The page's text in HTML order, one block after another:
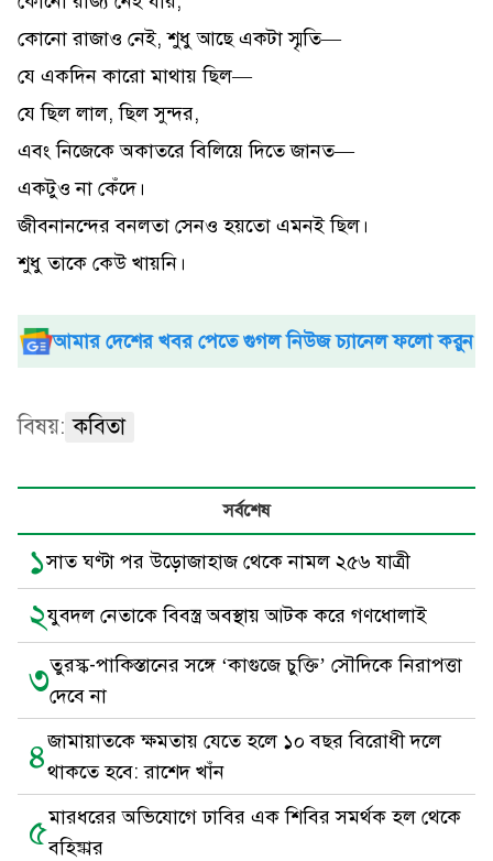
কোনো রাজাও নেই, শুধু আছে একটা স্মৃতি—
যে একদিন কারো মাথায় ছিল—
যে ছিল লাল, ছিল সুন্দর,
এবং নিজেকে অকাতরে বিলিয়ে দিতে জানত—
একটুও না কেঁদে।
জীবনানন্দের বনলতা সেনও হয়তো এমনই ছিল।
শুধু তাকে কেউ খায়নি।
আমার দেশের খবর পেতে গুগল নিউজ চ্যানেল ফলো করুন
বিষয়: কবিতা
সর্বশেষ
১সাত ঘণ্টা পর উড়োজাহাজ থেকে নামল ২৫৬ যাত্রী
২যুবদল নেতাকে বিবস্ত্র অবস্থায় আটক করে গণধোলাই
৩তুরস্ক-পাকিস্তানের সঙ্গে ‘কাগুজে চুক্তি’ সৌদিকে নিরাপত্তা
দেবে না
৪জামায়াতকে ক্ষমতায় যেতে হলে ১০ বছর বিরোধী দলে
থাকতে হবে: রাশেদ খাঁন
৫মারধরের অভিযোগে ঢাবির এক শিবির সমর্থক হল থেকে
বহিষ্কার